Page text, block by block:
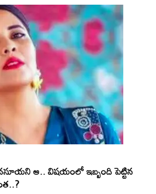
ఆ.. విషయంలో ఇబ్బంది పెట్టిన